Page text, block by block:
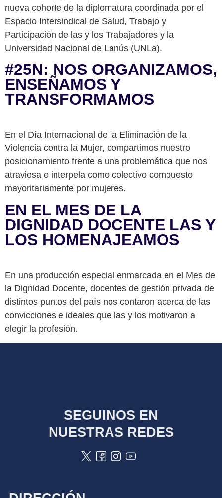
nueva cohorte de la diplomatura coordinada por el
Espacio Intersindical de Salud, Trabajo y
Participación de las y los Trabajadores y la
Universidad Nacional de Lanús (UNLa).
#25N: NOS ORGANIZAMOS,
ENSEÑAMOS Y
TRANSFORMAMOS
En el Día Internacional de la Eliminación de la
Violencia contra la Mujer, compartimos nuestro
posicionamiento frente a una problemática que nos
atraviesa e interpela como colectivo compuesto
mayoritariamente por mujeres.
EN EL MES DE LA
DIGNIDAD DOCENTE LAS Y
LOS HOMENAJEAMOS
En una producción especial enmarcada en el Mes de
la Dignidad Docente, docentes de gestión privada de
distintos puntos del país nos contaron acerca de las
convicciones e ideales que las y los motivaron a
elegir la profesión.
SEGUINOS EN
NUESTRAS REDES